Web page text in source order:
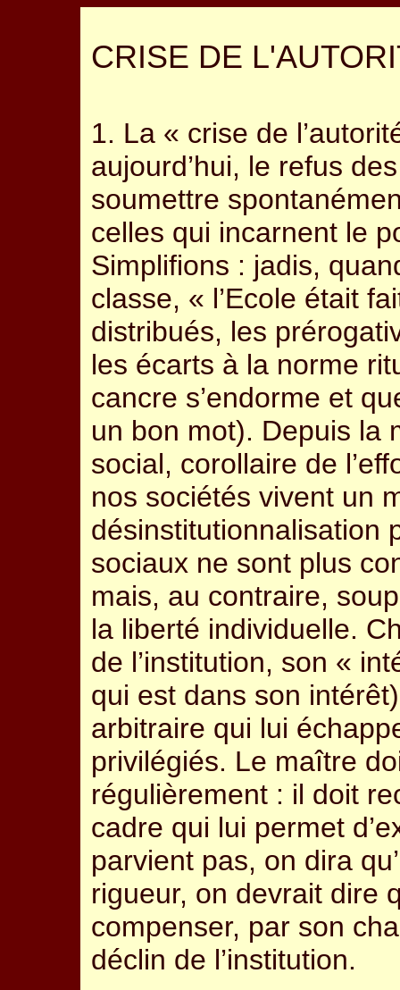
CRISE DE
1. La « crise de
aujourd’hui, le refus
soumettre
celles qui incarnent le
Simplifions : jadis,
classe, « l’Ecole était
distribués, les
les écarts à la norme
cancre s’endorme et
un bon mot). Depuis la
social, corollaire de
nos sociétés vivent un
désinstitutionnalisation
sociaux ne sont plus
mais, au contraire,
la liberté individuelle.
de l’institution, son «
qui est dans son
arbitraire qui lui
privilégiés. Le maître
régulièrement : il doit
cadre qui lui permet
parvient pas, on dira
rigueur, on devrait dire
compenser, par son
déclin de l’institution.